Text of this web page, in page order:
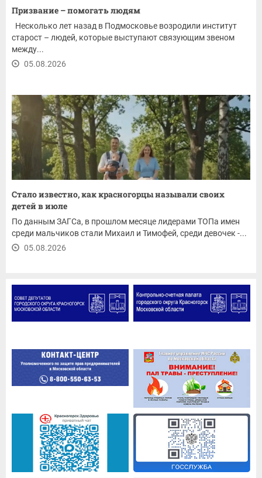
Призвание – помогать людям
Несколько лет назад в Подмосковье возродили институт
старост – людей, которые выступают связующим звеном
между...
05.08.2026
Стало известно, как красногорцы называли своих
детей в июле
По данным ЗАГСа, в прошлом месяце лидерами ТОПа имен
среди мальчиков стали Михаил и Тимофей, среди девочек -...
05.08.2026